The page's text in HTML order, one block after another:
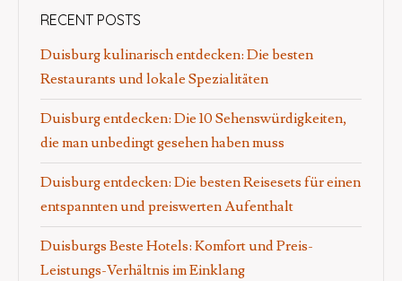
RECENT POSTS
Duisburg kulinarisch entdecken: Die besten
Restaurants und lokale Spezialitäten
Duisburg entdecken: Die 10 Sehenswürdigkeiten,
die man unbedingt gesehen haben muss
Duisburg entdecken: Die besten Reisesets für einen
entspannten und preiswerten Aufenthalt
Duisburgs Beste Hotels: Komfort und Preis-
Leistungs-Verhältnis im Einklang